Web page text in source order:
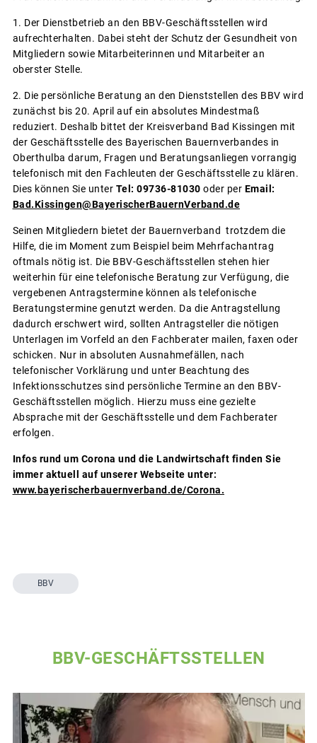
1. Der Dienstbetrieb an den BBV-Geschäftsstellen wird
aufrechterhalten. Dabei steht der Schutz der Gesundheit von
Mitgliedern sowie Mitarbeiterinnen und Mitarbeiter an
oberster Stelle.
2. Die persönliche Beratung an den Dienststellen des BBV wird
zunächst bis 20. April auf ein absolutes Mindestmaß
reduziert. Deshalb bittet der Kreisverband Bad Kissingen mit
der Geschäftsstelle des Bayerischen Bauernverbandes in
Oberthulba darum, Fragen und Beratungsanliegen vorrangig
telefonisch mit den Fachleuten der Geschäftsstelle zu klären.
Dies können Sie unter Tel: 09736-81030 oder per Email:
Bad.Kissingen@BayerischerBauernVerband.de
Seinen Mitgliedern bietet der Bauernverband trotzdem die
Hilfe, die im Moment zum Beispiel beim Mehrfachantrag
oftmals nötig ist. Die BBV-Geschäftsstellen stehen hier
weiterhin für eine telefonische Beratung zur Verfügung, die
vergebenen Antragstermine können als telefonische
Beratungstermine genutzt werden. Da die Antragstellung
dadurch erschwert wird, sollten Antragsteller die nötigen
Unterlagen im Vorfeld an den Fachberater mailen, faxen oder
schicken. Nur in absoluten Ausnahmefällen, nach
telefonischer Vorklärung und unter Beachtung des
Infektionsschutzes sind persönliche Termine an den BBV-
Geschäftsstellen möglich. Hierzu muss eine gezielte
Absprache mit der Geschäftsstelle und dem Fachberater
erfolgen.
Infos rund um Corona und die Landwirtschaft finden Sie
immer aktuell auf unserer Webseite unter:
www.bayerischerbauernverband.de/Corona.
BBV
BBV-GESCHÄFTSSTELLEN